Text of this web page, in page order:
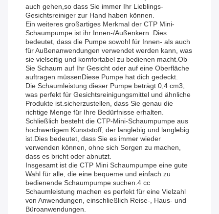
auch gehen,so dass Sie immer Ihr Lieblings-
Gesichtsreiniger zur Hand haben können.
Ein weiteres großartiges Merkmal der CTP Mini-
Schaumpumpe ist ihr Innen-/Außenkern. Dies
bedeutet, dass die Pumpe sowohl für Innen- als auch
für Außenanwendungen verwendet werden kann, was
sie vielseitig und komfortabel zu bedienen macht.Ob
Sie Schaum auf Ihr Gesicht oder auf eine Oberfläche
auftragen müssenDiese Pumpe hat dich gedeckt.
Die Schaumleistung dieser Pumpe beträgt 0,4 cm3,
was perfekt für Gesichtsreinigungsmittel und ähnliche
Produkte ist.sicherzustellen, dass Sie genau die
richtige Menge für Ihre Bedürfnisse erhalten.
Schließlich besteht die CTP-Mini-Schaumpumpe aus
hochwertigem Kunststoff, der langlebig und langlebig
ist.Dies bedeutet, dass Sie es immer wieder
verwenden können, ohne sich Sorgen zu machen,
dass es bricht oder abnutzt.
Insgesamt ist die CTP Mini Schaumpumpe eine gute
Wahl für alle, die eine bequeme und einfach zu
bedienende Schaumpumpe suchen.4 cc
Schaumleistung machen es perfekt für eine Vielzahl
von Anwendungen, einschließlich Reise-, Haus- und
Büroanwendungen.